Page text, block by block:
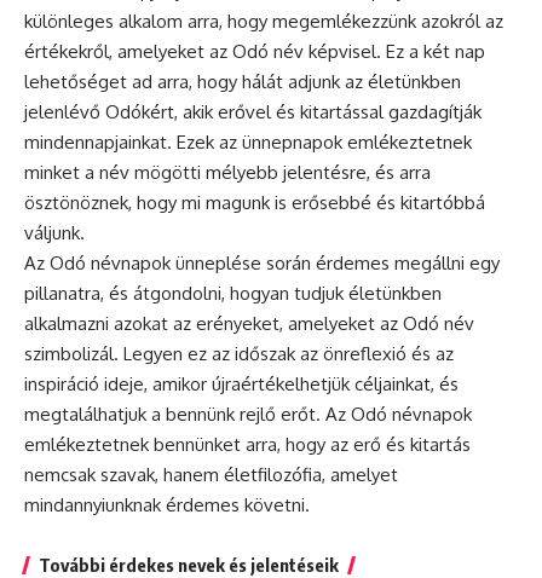
különleges alkalom arra, hogy megemlékezzünk azokról az
értékekről, amelyeket az Odó név képvisel. Ez a két nap
lehetőséget ad arra, hogy hálát adjunk az életünkben
jelenlévő Odókért, akik erővel és kitartással gazdagítják
mindennapjainkat. Ezek az ünnepnapok emlékeztetnek
minket a név mögötti mélyebb jelentésre, és arra
ösztönöznek, hogy mi magunk is erősebbé és kitartóbbá
váljunk.
Az Odó névnapok ünneplése során érdemes megállni egy
pillanatra, és átgondolni, hogyan tudjuk életünkben
alkalmazni azokat az erényeket, amelyeket az Odó név
szimbolizál. Legyen ez az időszak az önreflexió és az
inspiráció ideje, amikor újraértékelhetjük céljainkat, és
megtalálhatjuk a bennünk rejlő erőt. Az Odó névnapok
emlékeztetnek bennünket arra, hogy az erő és kitartás
nemcsak szavak, hanem életfilozófia, amelyet
mindannyiunknak érdemes követni.
További érdekes nevek és jelentéseik